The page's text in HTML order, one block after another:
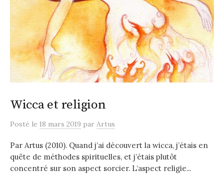
Wicca et religion
Posté le 18 mars 2019 par Artus
Par Artus (2010). Quand j’ai découvert la wicca, j’étais en
quête de méthodes spirituelles, et j’étais plutôt
concentré sur son aspect sorcier. L’aspect religie...